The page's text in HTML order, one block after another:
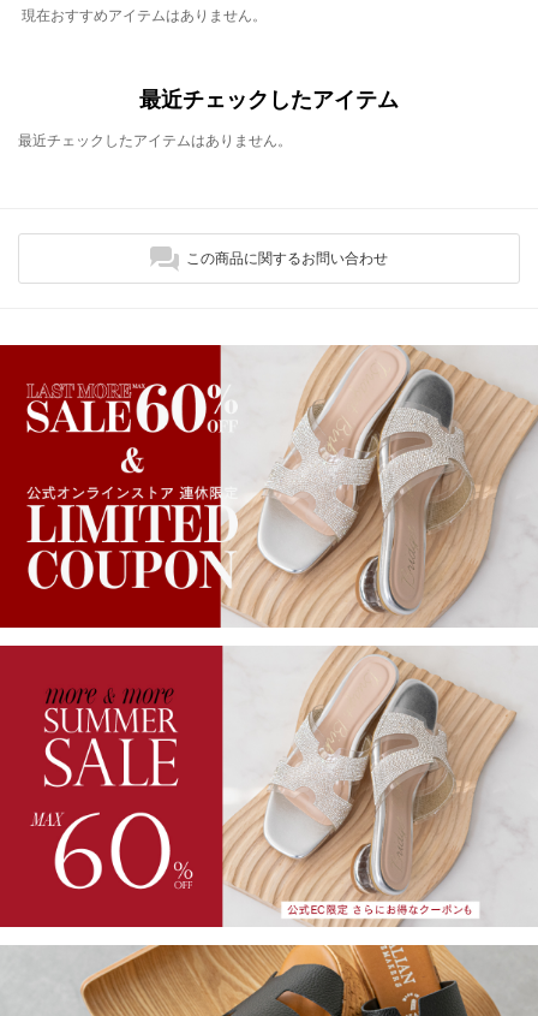
現在おすすめアイテムはありません。
最近チェックしたアイテム
最近チェックしたアイテムはありません。
この商品に関するお問い合わせ